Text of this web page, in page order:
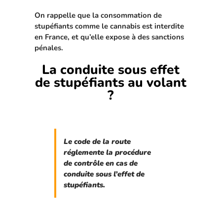
On rappelle que la consommation de
stupéfiants comme le cannabis est interdite
en France, et qu’elle expose à des sanctions
pénales.
La conduite sous effet
de stupéfiants au volant
?
Le code de la route
réglemente la procédure
de contrôle en cas de
conduite sous l’effet de
stupéfiants.